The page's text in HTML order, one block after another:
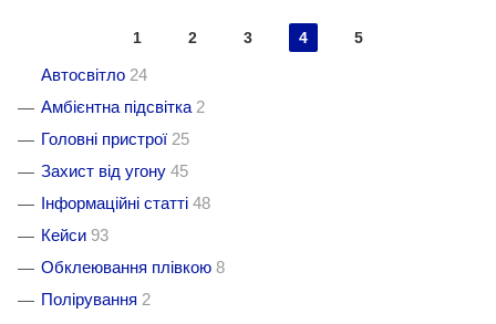
1 2 3 4 5
Автосвітло 24
Амбієнтна підсвітка 2
Головні пристрої 25
Захист від угону 45
Інформаційні статті 48
Кейси 93
Обклеювання плівкою 8
Полірування 2